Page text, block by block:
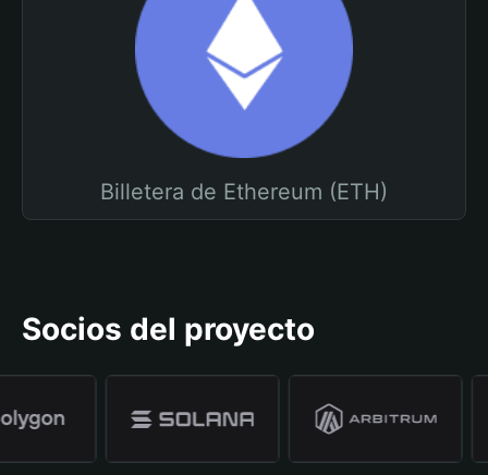
Billetera de Ethereum (ETH)
Socios del proyecto